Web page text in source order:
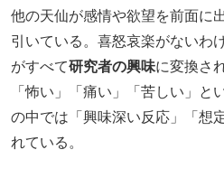
他の天仙が感情や欲望を前面に
引いている。喜怒哀楽がないわ
がすべて研究者の興味に変換さ
「怖い」「痛い」「苦しい」と
の中では「興味深い反応」「想
れている。